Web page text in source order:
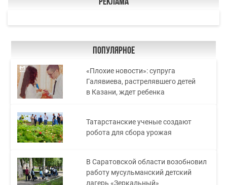
Популярное
«Плохие новости»: супруга
Галявиева, растрелявшего детей
в Казани, ждет ребенка
Татарстанские ученые создают
робота для сбора урожая
В Саратовской области возобновил
работу мусульманский детский
лагерь «Зеркальный»